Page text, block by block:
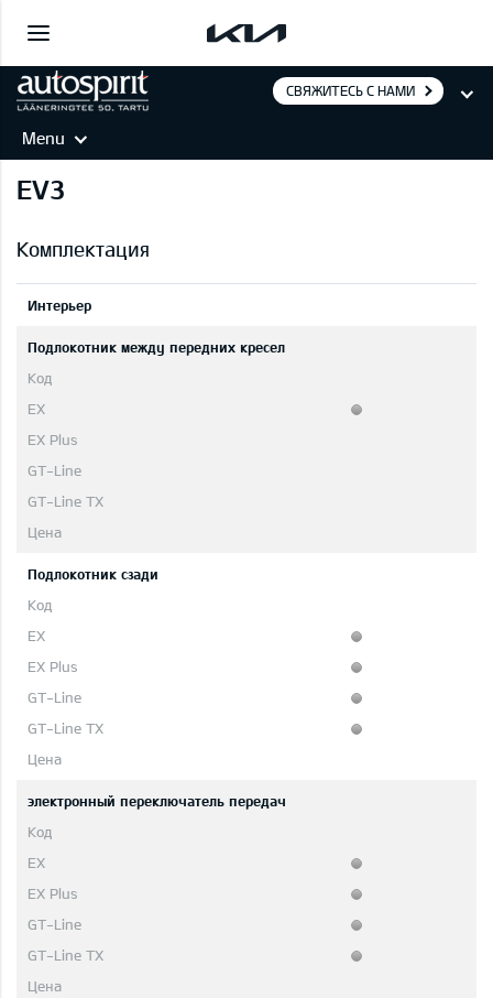
СВЯЖИТЕСЬ С НАМИ
Menu
EV3
Комплектация
Интерьер
Подлокотник между передних кресел
Подлокотник сзади
электронный переключатель передач